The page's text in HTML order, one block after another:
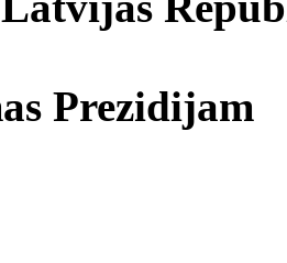
Prezidijam